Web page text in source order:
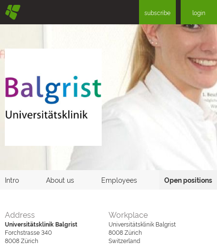
§ subscribe login
Intro About us Employees Open positions
Address
Universitätsklinik Balgrist
Forchstrasse 340
8008Zürich
Workplace
Universitätsklinik Balgrist
8008Zürich
Switzerland